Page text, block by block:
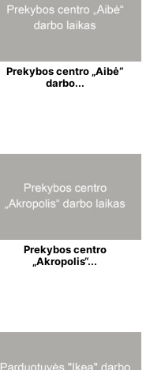
Prekybos centro „Aibė“
darbo...
Prekybos centro
„Akropolis“...